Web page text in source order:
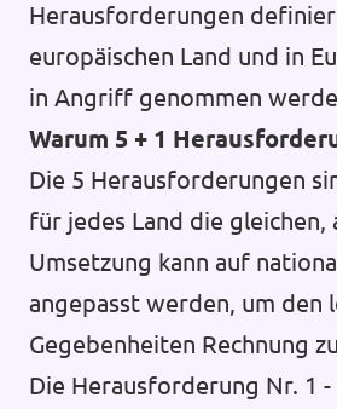
Herausforderungen
europäischen Land und in
in Angriff genommen
Warum 5 + 1
Die 5 Herausforderungen
für jedes Land die gleichen,
Umsetzung kann auf
angepasst werden, um den
Gegebenheiten Rechnung
Die Herausforderung Nr. 1 -